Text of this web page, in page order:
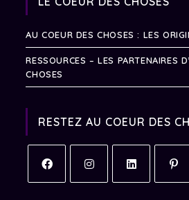
AU COEUR DES CHOSES : LES
RESSOURCES – LES PARTENAIRES
CHOSES
RESTEZ AU COEUR DES